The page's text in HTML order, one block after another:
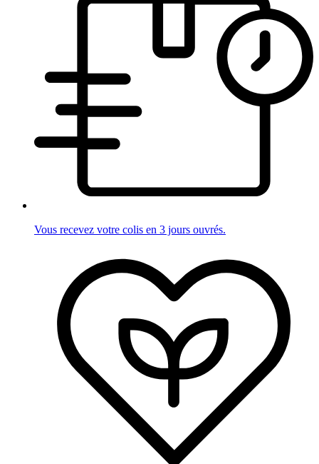
Vous recevez votre colis en 3 jours ouvrés.